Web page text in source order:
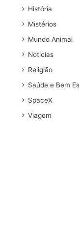
História
Mistérios
Mundo Animal
Noticias
Religião
Saúde e Bem
SpaceX
Viagem